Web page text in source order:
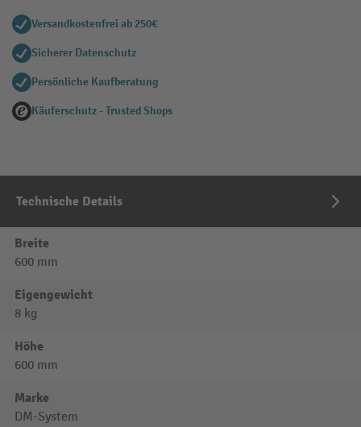
Versandkostenfrei ab 250€
Sicherer Datenschutz
Persönliche Kaufberatung
Käuferschutz - Trusted Shops
Technische Details
Breite
600 mm
Eigengewicht
8 kg
Höhe
600 mm
Marke
DM-System